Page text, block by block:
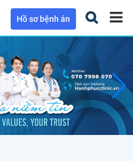
Hồ sơ bệnh án